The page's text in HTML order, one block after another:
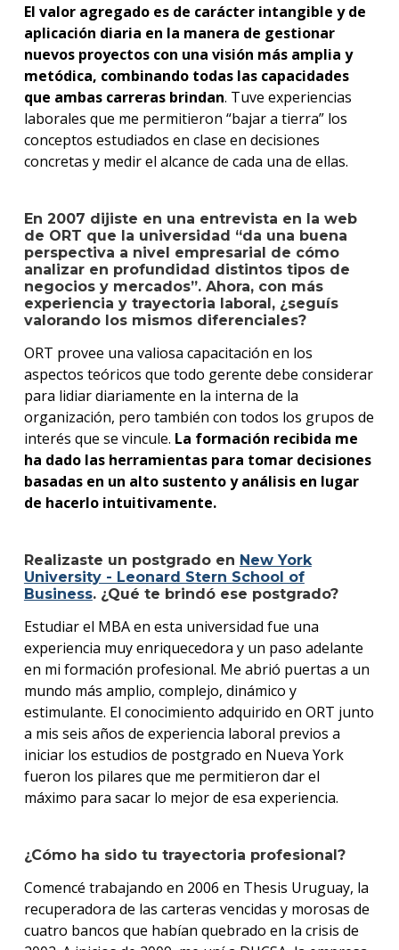
El valor agregado es de carácter intangible y de
aplicación diaria en la manera de gestionar
nuevos proyectos con una visión más amplia y
metódica, combinando todas las capacidades
que ambas carreras brindan. Tuve experiencias
laborales que me permitieron “bajar a tierra” los
conceptos estudiados en clase en decisiones
concretas y medir el alcance de cada una de ellas.
En 2007 dijiste en una entrevista en la web
de ORT que la universidad “da una buena
perspectiva a nivel empresarial de cómo
analizar en profundidad distintos tipos de
negocios y mercados”. Ahora, con más
experiencia y trayectoria laboral, ¿seguís
valorando los mismos diferenciales?
ORT provee una valiosa capacitación en los
aspectos teóricos que todo gerente debe considerar
para lidiar diariamente en la interna de la
organización, pero también con todos los grupos de
interés que se vincule. La formación recibida me
ha dado las herramientas para tomar decisiones
basadas en un alto sustento y análisis en lugar
de hacerlo intuitivamente.
Realizaste un postgrado en New York
University - Leonard Stern School of
Business. ¿Qué te brindó ese postgrado?
Estudiar el MBA en esta universidad fue una
experiencia muy enriquecedora y un paso adelante
en mi formación profesional. Me abrió puertas a un
mundo más amplio, complejo, dinámico y
estimulante. El conocimiento adquirido en ORT junto
a mis seis años de experiencia laboral previos a
iniciar los estudios de postgrado en Nueva York
fueron los pilares que me permitieron dar el
máximo para sacar lo mejor de esa experiencia.
¿Cómo ha sido tu trayectoria profesional?
Comencé trabajando en 2006 en Thesis Uruguay, la
recuperadora de las carteras vencidas y morosas de
cuatro bancos que habían quebrado en la crisis de